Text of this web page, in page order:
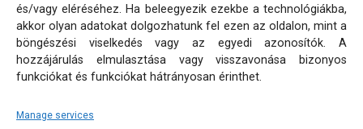
és/vagy eléréséhez. Ha beleegyezik ezekbe a technológiákba,
akkor olyan adatokat dolgozhatunk fel ezen az oldalon, mint a
böngészési viselkedés vagy az egyedi azonosítók. A
hozzájárulás elmulasztása vagy visszavonása bizonyos
funkciókat és funkciókat hátrányosan érinthet.
Manage services
Oldaltérkép
Adatkezelési tájékoztatók